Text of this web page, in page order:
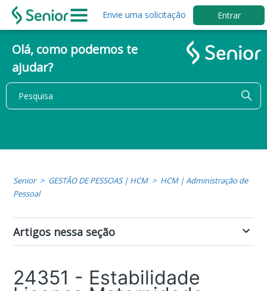
Envie uma solicitação Entrar
Olá, como podemos te
ajudar?
Senior GESTÃO DE PESSOAS | HCM
HCM | Administração de
Pessoal
Artigos nessa seção
24351 - Estabilidade